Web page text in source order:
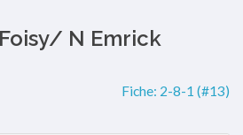
N Emrick
Fiche: 2-8-1 (#13)